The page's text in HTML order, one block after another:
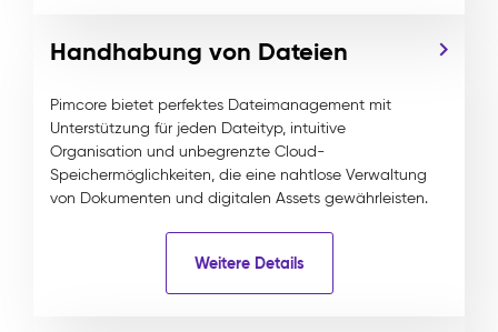
Handhabung von Dateien
Pimcore bietet perfektes Dateimanagement mit
Unterstützung für jeden Dateityp, intuitive
Organisation und unbegrenzte Cloud-
Speichermöglichkeiten, die eine nahtlose Verwaltung
von Dokumenten und digitalen Assets gewährleisten.
Weitere Details